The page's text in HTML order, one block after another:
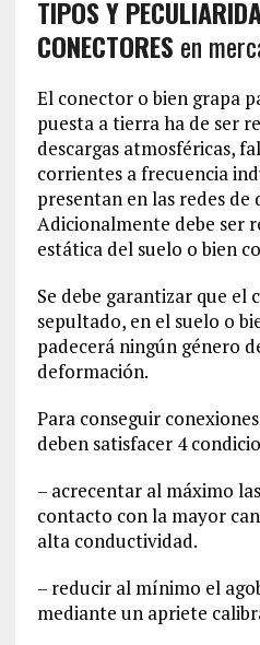
TIPOS Y
CONECTORES en
El conector o bien grapa
puesta a tierra ha de ser
descargas atmosféricas,
corrientes a frecuencia
presentan en las redes de
Adicionalmente debe ser
estática del suelo o bien
Se debe garantizar que el
sepultado, en el suelo o
padecerá ningún género
deformación.
Para conseguir
deben satisfacer 4
– acrecentar al máximo
contacto con la mayor
alta conductividad.
– reducir al mínimo el
mediante un apriete